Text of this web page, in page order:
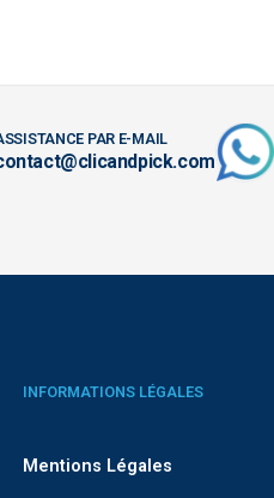
PAR E-MAIL
INFORMATIONS LÉGALES
Mentions Légales